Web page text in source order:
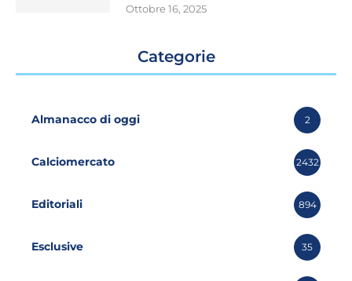
Ottobre 16, 2025
Categorie
Almanacco di oggi 2
Calciomercato 2432
Editoriali 894
Esclusive 35